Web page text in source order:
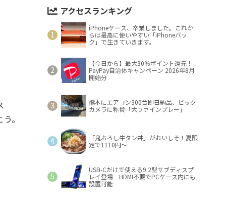
。
アクセスランキング
iPhoneケース、卒業しました。これか
らは最高に使いやすい「iPhoneバッ
ク」で生きていきます。
【今日から】最大30％ポイント還元！
PayPay自治体キャンペーン 2026年8月
開始分
熊本にエアコン300台即日納品、ビック
カメラに称賛「大ファインプレー」
「鬼おろし牛タン丼」がおいしそ！夏限
定で1110円～
USB-Cだけで使える9.2型サブディスプ
レイ登場 HDMI不要でPCケース内にも
設置可能